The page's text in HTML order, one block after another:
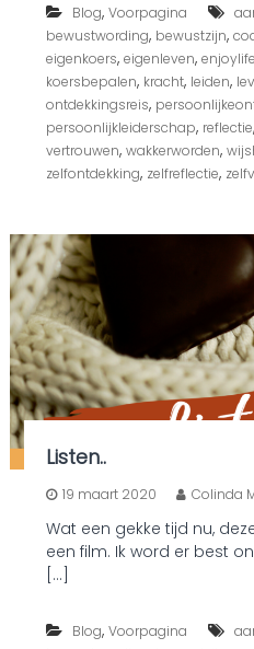
Blog, Voorpagina
bewustwording, bewustzijn,
eigenkoers, eigenleven, enjoylife
koersbepalen, kracht, leiden,
ontdekkingsreis,
persoonlijkleiderschap, reflectie,
vertrouwen, wakkerworden,
zelfontdekking, zelfreflectie,
Listen..
19 maart 2020 Colinda
Wat een gekke tijd nu,
een film. Ik word er best
[…]
Blog, Voorpagina